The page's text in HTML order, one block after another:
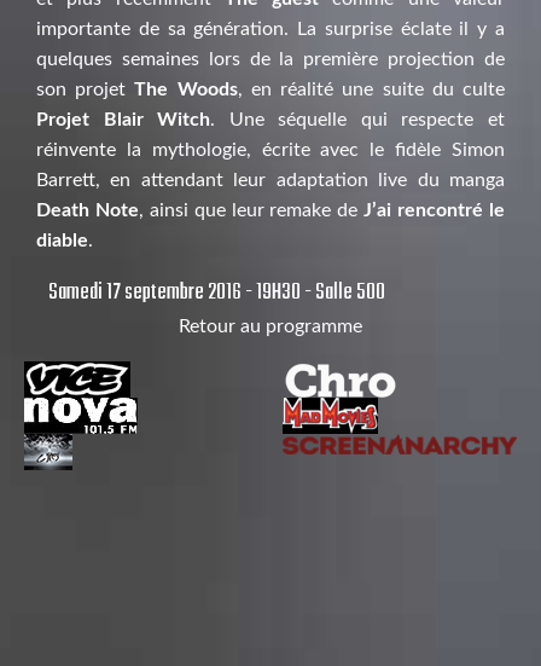
importante de sa génération. La surprise éclate il y a
quelques semaines lors de la première projection de
son projetThe Woods, en réalité une suite du culte
Projet Blair Witch. Une séquelle qui respecte et
réinvente la mythologie, écrite avec le fidèle Simon
Barrett, en attendant leur adaptation live du manga
Death Note, ainsi que leur remake deJ’ai rencontré le
diable.
Samedi 17 septembre 2016 - 19H30 - Salle 500
Retour au programme